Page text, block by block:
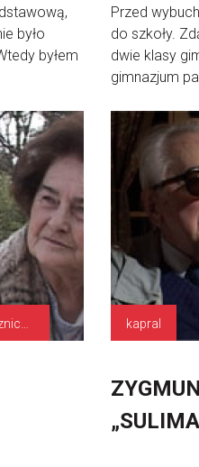
było
byłem
Przed
do szkoły.
dwie klasy
gimnazjum
kapral